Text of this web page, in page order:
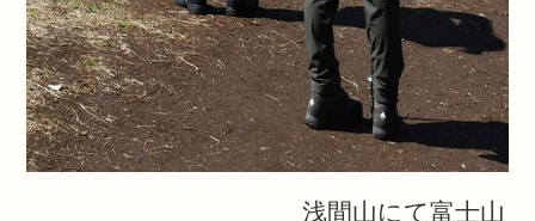
浅間山にて富士山